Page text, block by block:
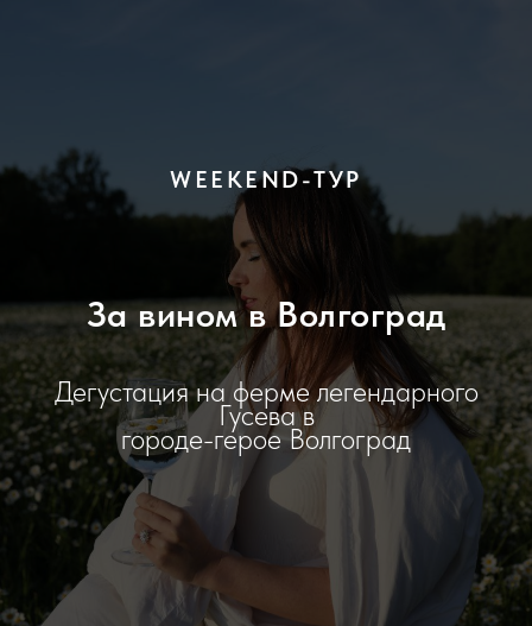
WEEKEND-ТУР
За вином в Волгоград
Дегустация на ферме легендарного
Гусева в
городе-герое Волгоград